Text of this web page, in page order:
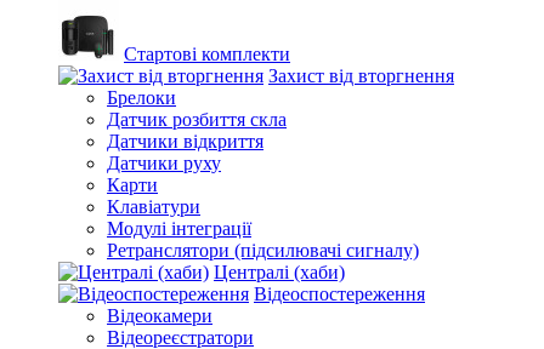
Стартові комплекти
Захист від вторгнення
Брелоки
Датчик розбиття скла
Датчики відкриття
Датчики руху
Карти
Клавіатури
Модулі інтеграції
Ретранслятори (підсилювачі сигналу)
Централі (хаби)
Відеоспостереження
Відеокамери
Відеореєстратори